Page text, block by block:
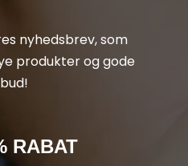
nyhedsbrev, som
produkter og gode
RABAT